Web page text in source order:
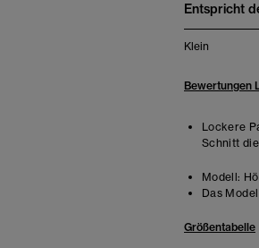
Entspricht
Klein
Bewertungen
Lockere
Schnitt
Modell:
Das
Größentabelle